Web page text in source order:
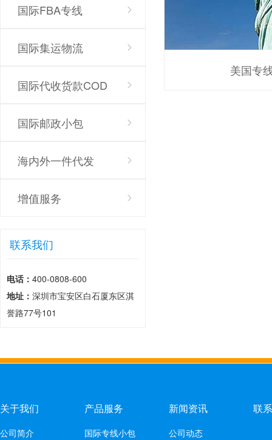
国际FBA专线
国际集运物流
国际代收货款COD
国际邮政小包
海内外一件代发
增值服务
联系我们
电话： 400-0808-600
地址： 深圳市宝安区白石厦东区淇
誉路77号101
美国专
关于我们
公司简介
产品服务
国际专线小包
新闻资讯
公司动态
联